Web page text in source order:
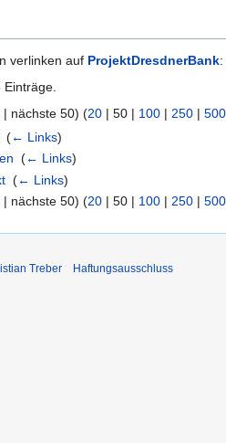
verlinken auf ProjektDresdnerBank:
| nächste 50) (20 | 50 | 100 | 250 | 500
‎(← Links)
‎(← Links)
‎(← Links)
| nächste 50) (20 | 50 | 100 | 250 | 500
Treber Haftungsausschluss